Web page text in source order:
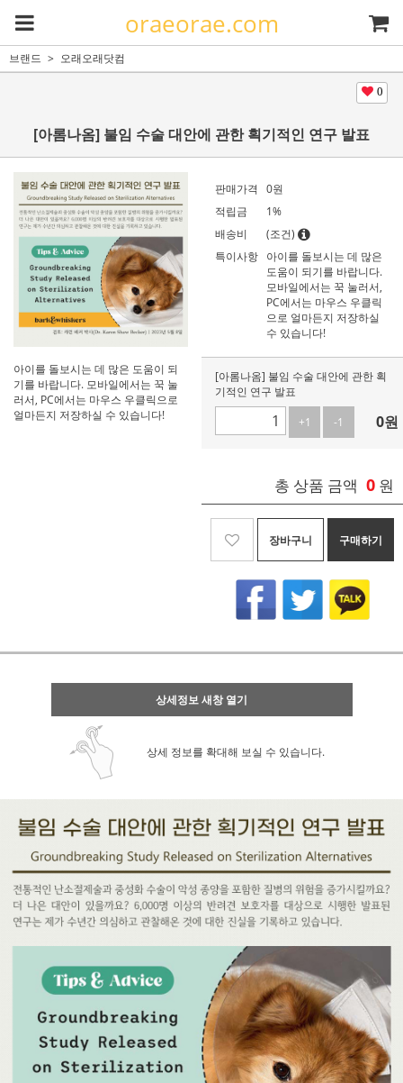
oraeorae.com
브랜드 오래오래닷컴
0
[아롬나옴] 불임 수술 대안에 관한 획기적인 연구 발표
아이를 돌보시는 데 많은 도움이 되
기를 바랍니다. 모바일에서는 꾹 눌
러서, PC에서는 마우스 우클릭으로
얼마든지 저장하실 수 있습니다!
판매가격 0원
적립금
1%
배송비
(조건)
특이사항 아이를 돌보시는 데 많은
도움이 되기를 바랍니다.
모바일에서는 꾹 눌러서,
PC에서는 마우스 우클릭
으로 얼마든지 저장하실
수 있습니다!
[아롬나옴] 불임 수술 대안에 관한 획
기적인 연구 발표
+1
-1 0원
총 상품 금액 0 원
장바구니 구매하기
상세정보 새창 열기
상세 정보를 확대해 보실 수 있습니다.